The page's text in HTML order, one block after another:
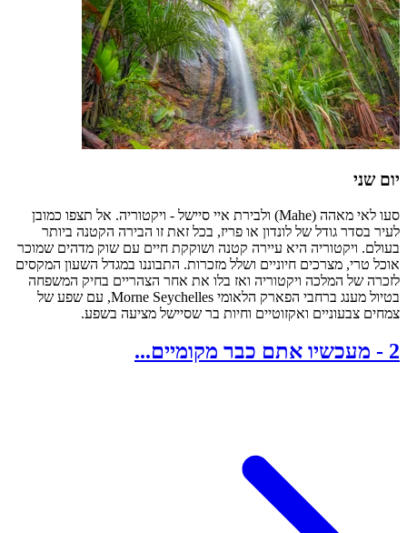
יום שני
סעו לאי מאהה (Mahe) ולבירת איי סיישל - ויקטוריה. אל תצפו כמובן
לעיר בסדר גודל של לונדון או פריז, בכל זאת זו הבירה הקטנה ביותר
בעולם. ויקטוריה היא עיירה קטנה ושוקקת חיים עם שוק מדהים שמוכר
אוכל טרי, מצרכים חיוניים ושלל מזכרות. התבוננו במגדל השעון המקסים
לזכרה של המלכה ויקטוריה ואז בלו את אחר הצהריים בחיק המשפחה
בטיול מענג ברחבי הפארק הלאומי Morne Seychelles, עם שפע של
צמחים צבעוניים ואקזוטיים וחיות בר שסיישל מציעה בשפע.
2
- מעכשיו אתם כבר מקומיים...